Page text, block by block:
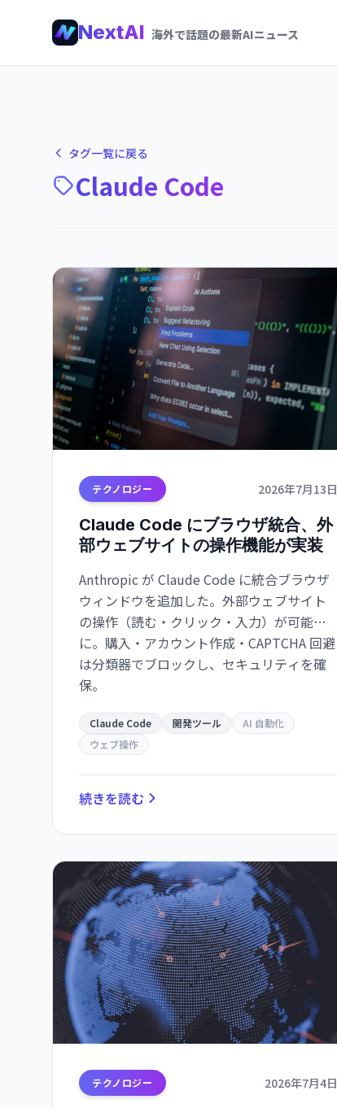
NextAI 海外で話題の最新AIニュース
タグ一覧に戻る
Claude Code
テクノロジー 2026年7月13日
Claude Code にブラウザ統合、外
部ウェブサイトの操作機能が実装
Anthropic が Claude Code に統合ブラウザ
ウィンドウを追加した。外部ウェブサイト
の操作（読む・クリック・入力）が可能
に。購入・アカウント作成・CAPTCHA 回避
は分類器でブロックし、セキュリティを確
保。
Claude Code 開発ツール
AI 自動化
ウェブ操作
続きを読む
テクノロジー 2026年7月4日